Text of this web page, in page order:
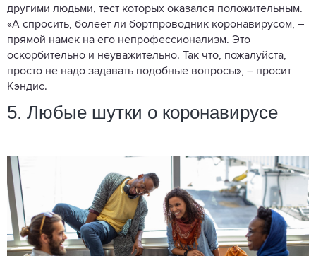
другими людьми, тест которых оказался положительным.
«А спросить, болеет ли бортпроводник коронавирусом, –
прямой намек на его непрофессионализм. Это
оскорбительно и неуважительно. Так что, пожалуйста,
просто не надо задавать подобные вопросы», – просит
Кэндис.
5. Любые шутки о коронавирусе